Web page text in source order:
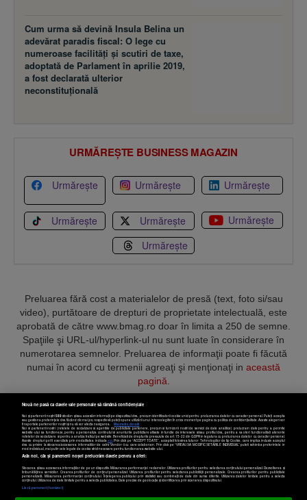
Cum urma să devină Insula Belina un
adevărat paradis fiscal: O lege cu
numeroase facilităţi şi scutiri de taxe,
adoptată de Parlament în aprilie 2019,
a fost declarată ulterior
neconstituţională
URMĂREȘTE BUSINESS MAGAZIN
Urmărește Urmărește Urmărește
Urmărește Urmărește
Urmărește
Urmărește
Preluarea fără cost a materialelor de presă (text, foto si/sau
video), purtătoare de drepturi de proprietate intelectuală, este
aprobată de către www.bmag.ro doar în limita a 250 de semne.
Spaţiile şi URL-ul/hyperlink-ul nu sunt luate în considerare în
numerotarea semnelor. Preluarea de informaţii poate fi făcută
numai în acord cu termenii agreaţi şi menţionaţi in această
pagină
Termeni și condiții Confidențialitate Cookies Contact
Copyright © 2025 BUSINESSMEX S.A.
Setări cookies
Nouă ne pasă ca datele tale personale să rămână confidențiale
Noi și partenerii noștri589stocăm și/sau accesăm informații pe dispozitivul dvs., precum identificatorii cookie unici pentru prelucrarea datelor cu caracter personal. Puteți accepta
sau gestiona preferințele dvs. făcând clic mai jos, respectiv vă puteți opune utilizării unui interes legitim în orice moment pe pagina cu politica de confidențialitate. Aceste alegeri vor
fi raportate partenerilor noștri și nu vă vor afecta navigarea.
Mai multe detalii
Noi si partenerii nostri (retelele de socializare si agentiile de publicitate partenere, precum si furnizorii nostri de servicii de date analitice) prelucram date pentru a permite
website-ului sa functioneze, pentru a personaliza continutul si anunturile publicitare afisate in functie de interesele si/sau profilul dvs., pentru a va oferi functionalitati aferente
retelelor de socializare si pentru a analiza traficul pe website. Beneficiati de drepturile prevazute de art. 15-22 din GDPR in legatura cu prelucrarea datelor cu caracter personal.
Aceste drepturi pot fi exercitate prin modalitatea indicataaici. Prin click pe “ACCEPT TOATE”, acceptati folosirea tuturor Tehnologiilor de tip Cookie, care implica inclusiv acceptul
dvs. cu privire la stocarea/accesarea informatiilor de catre Vendor-ii cu care colaboram. Prin click pe “VREAU SA MODIFIC SETARILE INDIVIDUAL” puteti schimba preferintele in
mod individual, mai putin cele legate de cookie strict necesare pentru functionarea website-ului.
Atât noi, cât și partenerii noștri prelucrăm datele pentru a oferi:
Stocarea și/sau accesarea informațiilor de pe un dispozitiv. Măsurarea performanței reclamelor. Utilizarea profilurilor pentru selectarea conținutului personalizat. Dezvoltarea și
îmbunătățirea serviciilor. Crearea profilurilor de conținut personalizat. Utilizarea profilurilor pentru selectarea publicității personalizate. Crearea profilurilor pentru publicitate
personalizată. Măsurarea performanței conținutului. Înțelegerea publicului prin statistici sau combinații de date din surse diferite. Utilizarea datelor limitate pentru a selecta
conținutul. Utilizarea de date limitate pentru a selecta publicitatea. Date precise de geolocație și identificarea prin scanarea dispozitivului.
Listă parteneri (furnizori)